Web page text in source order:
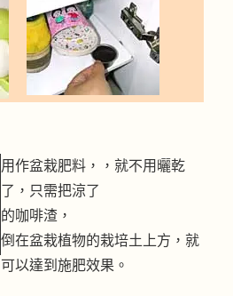
用作盆栽肥料，，就不用曬乾
了，只需把涼了
的咖啡渣，
倒在盆栽植物的栽培土上方，就
可以達到施肥效果。